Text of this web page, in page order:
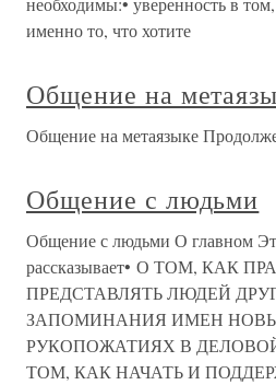
именно то, что хотите
Общение на
Общение на метаязыке
Общение с людьми
Общение с людьми О главном
рассказывает• О ТОМ, КАК
ПРЕДСТАВЛЯТЬ ЛЮДЕЙ
ЗАПОМИНАНИЯ ИМЕН
РУКОПОЖАТИЯХ В
ТОМ, КАК НАЧАТЬ И